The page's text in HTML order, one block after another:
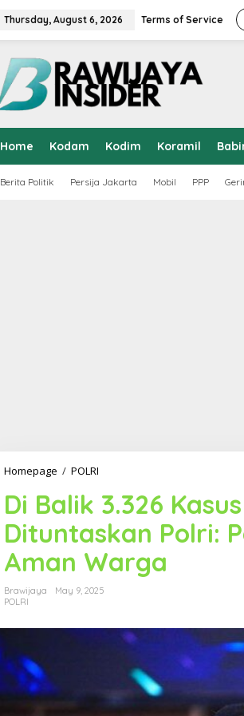
Thursday, August 6, 2026 Terms of Service
Home Kodam Kodim Koramil
Berita Politik Persija Jakarta Mobil PPP
Homepage / POLRI
B
a
l
i
k
3
.
6
K
Di Balik 3.326
Dituntaskan Polri:
Aman Warga
Brawijaya
May 9, 2025
POLRI